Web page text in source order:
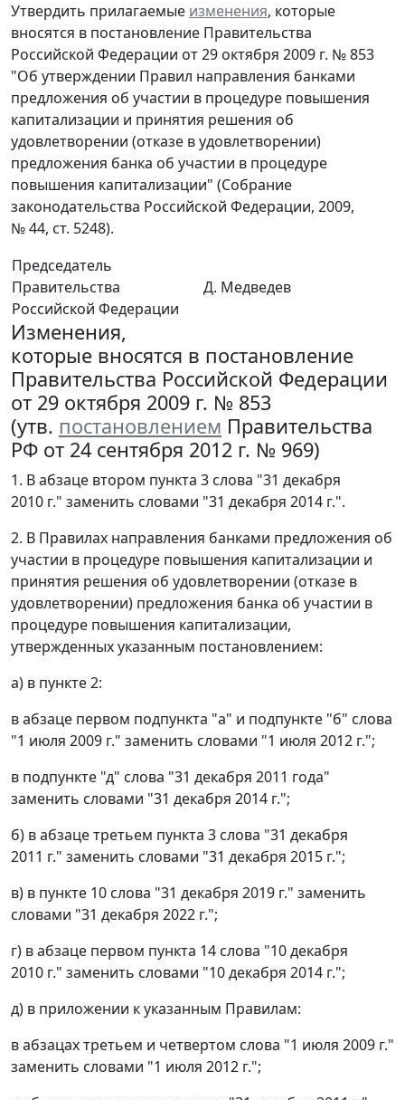
Утвердить прилагаемые изменения, которые
вносятся в постановление Правительства
Российской Федерации от 29 октября 2009 г. № 853
"Об утверждении Правил направления банками
предложения об участии в процедуре повышения
капитализации и принятия решения об
удовлетворении (отказе в удовлетворении)
предложения банка об участии в процедуре
повышения капитализации" (Собрание
законодательства Российской Федерации, 2009,
№ 44, ст. 5248).
Председатель
Правительства
Российской Федерации
Д. Медведев
Изменения,
которые вносятся в постановление
Правительства Российской Федерации
от 29 октября 2009 г. № 853
(утв. постановлением Правительства
РФ от 24 сентября 2012 г. № 969)
1. В абзаце втором пункта 3 слова "31 декабря
2010 г." заменить словами "31 декабря 2014 г.".
2. В Правилах направления банками предложения об
участии в процедуре повышения капитализации и
принятия решения об удовлетворении (отказе в
удовлетворении) предложения банка об участии в
процедуре повышения капитализации,
утвержденных указанным постановлением:
а) в пункте 2:
в абзаце первом подпункта "а" и подпункте "б" слова
"1 июля 2009 г." заменить словами "1 июля 2012 г.";
в подпункте "д" слова "31 декабря 2011 года"
заменить словами "31 декабря 2014 г.";
б) в абзаце третьем пункта 3 слова "31 декабря
2011 г." заменить словами "31 декабря 2015 г.";
в) в пункте 10 слова "31 декабря 2019 г." заменить
словами "31 декабря 2022 г.";
г) в абзаце первом пункта 14 слова "10 декабря
2010 г." заменить словами "10 декабря 2014 г.";
д) в приложении к указанным Правилам:
в абзацах третьем и четвертом слова "1 июля 2009 г."
заменить словами "1 июля 2012 г.";